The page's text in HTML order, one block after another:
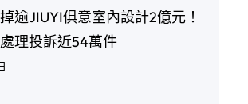
逾JIUYI俱意室內設計2億元！
理投訴近54萬件